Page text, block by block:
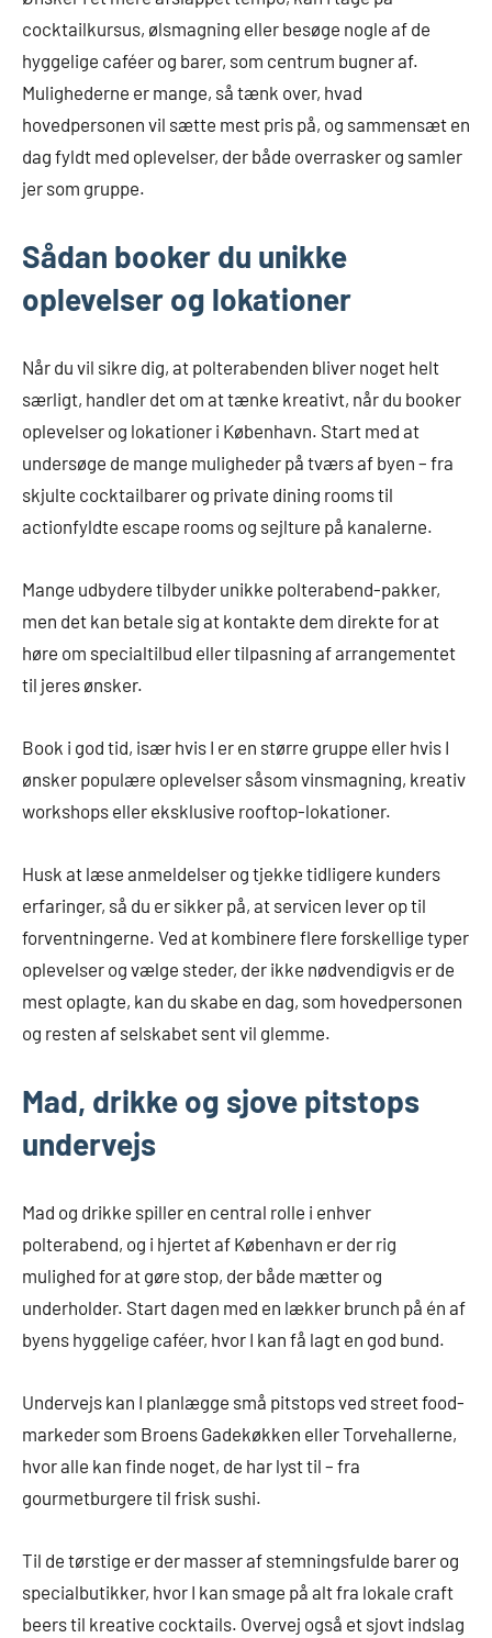
cocktailkursus, ølsmagning eller besøge nogle af de
hyggelige caféer og barer, som centrum bugner af.
Mulighederne er mange, så tænk over, hvad
hovedpersonen vil sætte mest pris på, og sammensæt en
dag fyldt med oplevelser, der både overrasker og samler
jer som gruppe.
Sådan booker du unikke
oplevelser og lokationer
Når du vil sikre dig, at polterabenden bliver noget helt
særligt, handler det om at tænke kreativt, når du booker
oplevelser og lokationer i København. Start med at
undersøge de mange muligheder på tværs af byen – fra
skjulte cocktailbarer og private dining rooms til
actionfyldte escape rooms og sejlture på kanalerne.
Mange udbydere tilbyder unikke polterabend-pakker,
men det kan betale sig at kontakte dem direkte for at
høre om specialtilbud eller tilpasning af arrangementet
til jeres ønsker.
Book i god tid, især hvis I er en større gruppe eller hvis I
ønsker populære oplevelser såsom vinsmagning, kreativ
workshops eller eksklusive rooftop-lokationer.
Husk at læse anmeldelser og tjekke tidligere kunders
erfaringer, så du er sikker på, at servicen lever op til
forventningerne. Ved at kombinere flere forskellige typer
oplevelser og vælge steder, der ikke nødvendigvis er de
mest oplagte, kan du skabe en dag, som hovedpersonen
og resten af selskabet sent vil glemme.
Mad, drikke og sjove pitstops
undervejs
Mad og drikke spiller en central rolle i enhver
polterabend, og i hjertet af København er der rig
mulighed for at gøre stop, der både mætter og
underholder. Start dagen med en lækker brunch på én af
byens hyggelige caféer, hvor I kan få lagt en god bund.
Undervejs kan I planlægge små pitstops ved street food-
markeder som Broens Gadekøkken eller Torvehallerne,
hvor alle kan finde noget, de har lyst til – fra
gourmetburgere til frisk sushi.
Til de tørstige er der masser af stemningsfulde barer og
specialbutikker, hvor I kan smage på alt fra lokale craft
beers til kreative cocktails. Overvej også et sjovt indslag